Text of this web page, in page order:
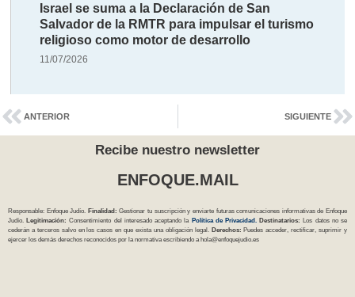
Israel se suma a la Declaración de San
Salvador de la RMTR para impulsar el turismo
religioso como motor de desarrollo
11/07/2026
ANTERIOR SIGUIENTE
Recibe nuestro newsletter
ENFOQUE.MAIL
Responsable: Enfoque Judío. Finalidad: Gestionar tu suscripción y enviarte futuras comunicaciones informativas de Enfoque
Judío. Legitimación: Consentimiento del interesado aceptando la Política de Privacidad . Destinatarios: Los datos no se
cederán a terceros salvo en los casos en que exista una obligación legal. Derechos: Puedes acceder, rectificar, suprimir y
ejercer los demás derechos reconocidos por la normativa escribiendo a hola@enfoquejudio.es